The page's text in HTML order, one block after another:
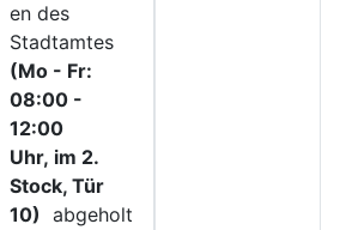
en des
Stadtamtes
(Mo - Fr:
08:00 -
12:00
Uhr, im 2.
Stock, Tür
10) abgeholt